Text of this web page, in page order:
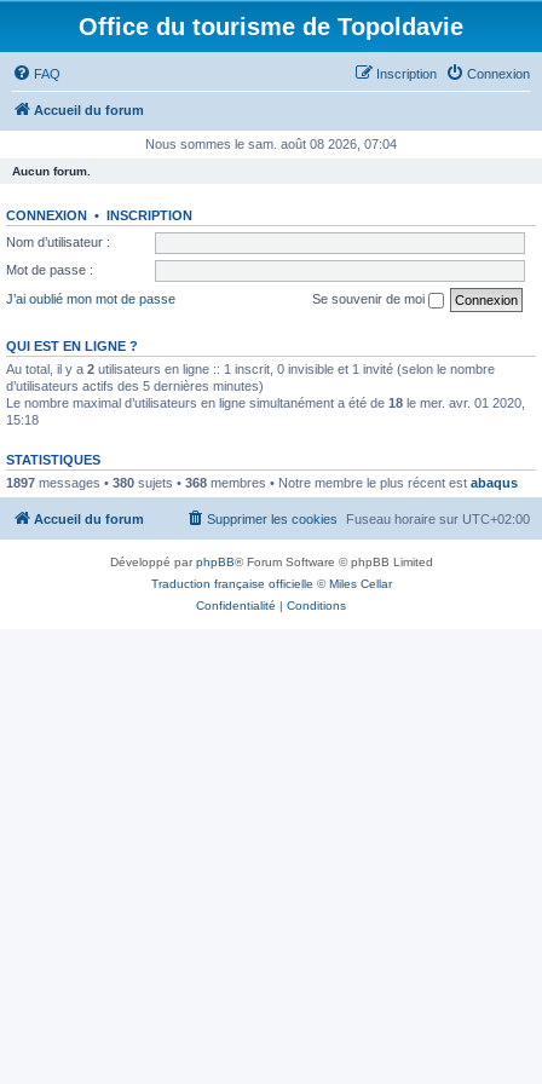
Office du tourisme de Topoldavie
FAQ Connexion
Inscription
Accueil du forum
Nous sommes le sam. août 08 2026, 07:04
Aucun forum.
CONNEXION • INSCRIPTION
Nom d’utilisateur :
Mot de passe :
J’ai oublié mon mot de passe
Se souvenir de moi
QUI EST EN LIGNE ?
Au total, il y a 2 utilisateurs en ligne :: 1 inscrit, 0 invisible et 1 invité (selon le nombre
d’utilisateurs actifs des 5 dernières minutes)
Le nombre maximal d’utilisateurs en ligne simultanément a été de 18 le mer. avr. 01 2020,
15:18
STATISTIQUES
1897 messages • 380 sujets • 368 membres • Notre membre le plus récent est abaqus
Accueil du forum Fuseau horaire sur UTC+02:00
Supprimer les cookies
Développé parphpBB® Forum Software © phpBB Limited
Traduction française officielle ©Miles Cellar
Confidentialité | Conditions